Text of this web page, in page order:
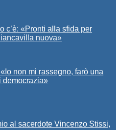
c’è: «Pronti alla sfida per
nuova»
non mi rassegno, farò una
democrazia»
al sacerdote Vincenzo Stissi,